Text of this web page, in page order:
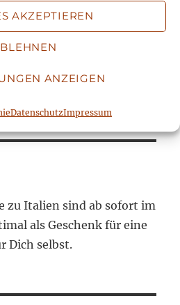
AKZEPTIEREN
ANZEIGEN
DatenschutzImpressum
Versand, der statistischen
. Mit der Absendung
zu Italien sind ab sofort im
als Geschenk für eine
Dich selbst.